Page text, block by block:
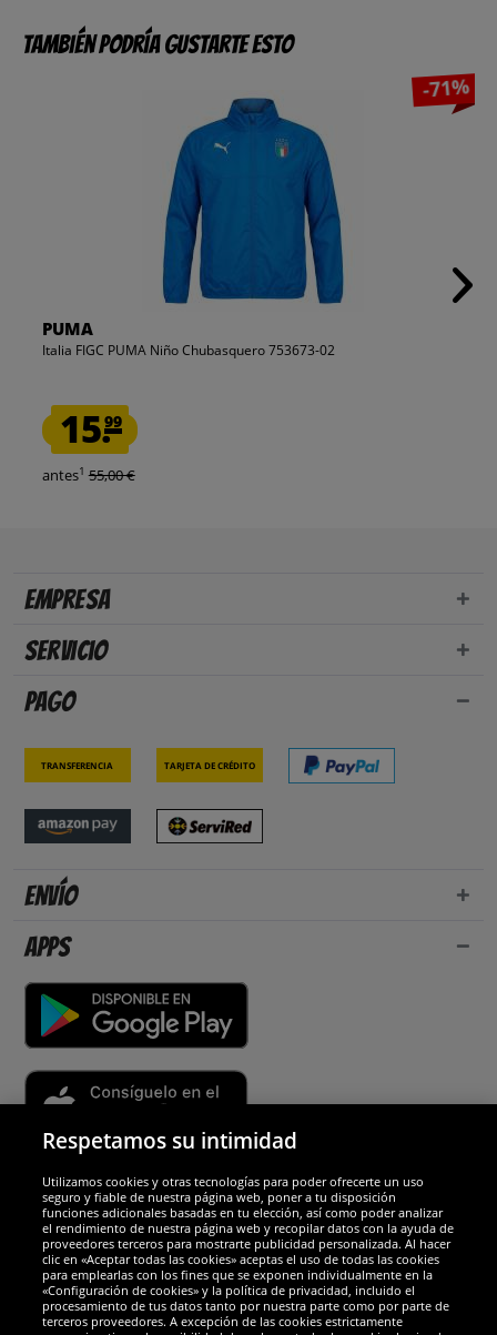
También podría gustarte esto
-71%
PUMA
Italia FIGC PUMA Niño Chubasquero 753673-02
15.99
antes1 55,00 €
Empresa
Servicio
Pago
Transferencia Tarjeta de crédito
Envío
Apps
Socios y seguridad
Galardones
Respetamos su intimidad
Utilizamos cookies y otras tecnologías para poder ofrecerte un uso
seguro y fiable de nuestra página web, poner a tu disposición
funciones adicionales basadas en tu elección, así como poder analizar
el rendimiento de nuestra página web y recopilar datos con la ayuda de
proveedores terceros para mostrarte publicidad personalizada. Al hacer
clic en «Aceptar todas las cookies» aceptas el uso de todas las cookies
para emplearlas con los fines que se exponen individualmente en la
«Configuración de cookies» y la política de privacidad, incluido el
procesamiento de tus datos tanto por nuestra parte como por parte de
terceros proveedores. A excepción de las cookies estrictamente